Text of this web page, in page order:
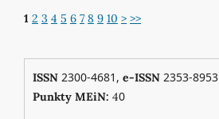
1 2 3 4 5 6 7 8 9 10 > >>
ISSN2300-4681, e-ISSN2353-8953
Punkty MEiN: 40